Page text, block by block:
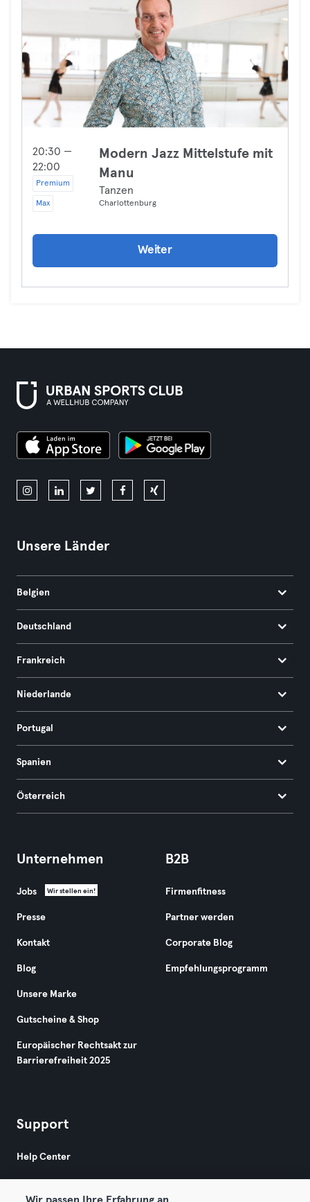
20:30 —
22:00
Premium
Max
Modern Jazz Mittelstufe mit
Manu
Tanzen
Charlottenburg
Weiter
Unsere Länder
Belgien
Deutschland
Frankreich
Niederlande
Portugal
Spanien
Österreich
Unternehmen
Jobs Wir stellen ein!
Presse
Kontakt
Blog
Unsere Marke
Gutscheine & Shop
Europäischer Rechtsakt zur
Barrierefreiheit 2025
B2B
Firmenfitness
Partner werden
Corporate Blog
Empfehlungsprogramm
Support
Help Center